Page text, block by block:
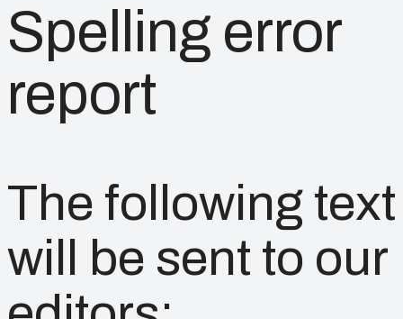
Spelling error
report
The following text
will be sent to our